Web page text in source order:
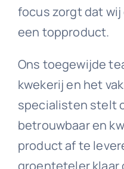
focus zorgt dat
een topproduct.
Ons toegewijde
kwekerij en het
specialisten stelt
betrouwbaar en
product af te
groenteteler klaar